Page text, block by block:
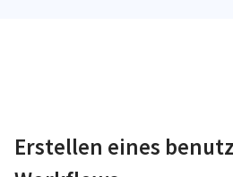
Erstellen eines